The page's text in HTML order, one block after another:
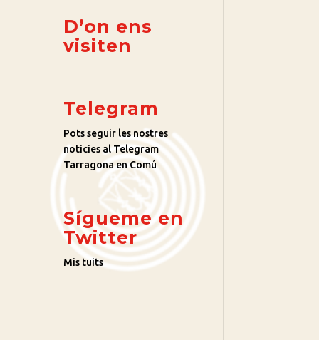
D’on ens
visiten
Telegram
Pots seguir les nostres
noticies al Telegram
Tarragona en Comú
Sígueme en
Twitter
Mis tuits